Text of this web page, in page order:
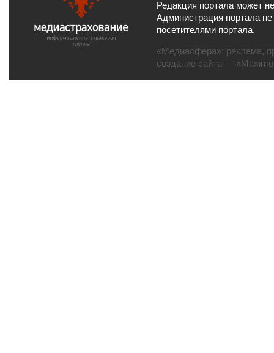
Редакция портала может
Администрация портала
посетителями портала.
«Медиасфера»: реклама,
создание сайта —